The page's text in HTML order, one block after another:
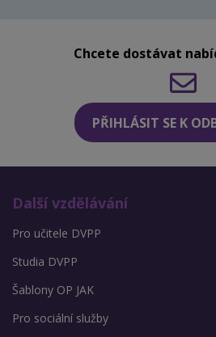
Chcete dostávat
PŘIHLÁSIT SE K
Další vzdělávání
Pro učitele DVPP
Studia DVPP
Šablony OP JAK
Pro sociální služby